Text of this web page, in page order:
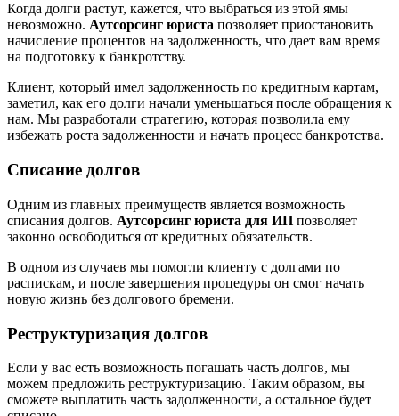
Когда долги растут, кажется, что выбраться из этой ямы
невозможно. Аутсорсинг юриста позволяет приостановить
начисление процентов на задолженность, что дает вам время
на подготовку к банкротству.
Клиент, который имел задолженность по кредитным картам,
заметил, как его долги начали уменьшаться после обращения к
нам. Мы разработали стратегию, которая позволила ему
избежать роста задолженности и начать процесс банкротства.
Списание долгов
Одним из главных преимуществ является возможность
списания долгов. Аутсорсинг юриста для ИП позволяет
законно освободиться от кредитных обязательств.
В одном из случаев мы помогли клиенту с долгами по
распискам, и после завершения процедуры он смог начать
новую жизнь без долгового бремени.
Реструктуризация долгов
Если у вас есть возможность погашать часть долгов, мы
можем предложить реструктуризацию. Таким образом, вы
сможете выплатить часть задолженности, а остальное будет